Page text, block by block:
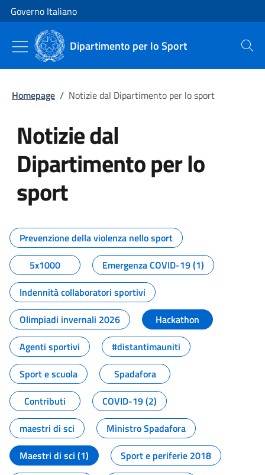
Vai al contenuto
Vai alla navigazione del sito
Governo Italiano
Dipartimento per lo Sport Cerca
Homepage / Notizie dal Dipartimento per lo sport
Notizie dal
Dipartimento per lo
sport
Tutti i contenuti della pagina
Prevenzione della violenza nello sport
5x1000
Emergenza COVID-19 (1)
Indennità collaboratori sportivi
Olimpiadi invernali 2026
Hackathon
Agenti sportivi
#distantimauniti
Sport e scuola
Spadafora
Contributi
COVID-19 (2)
maestri di sci
Ministro Spadafora
Maestri di sci (1)
Sport e periferie 2018